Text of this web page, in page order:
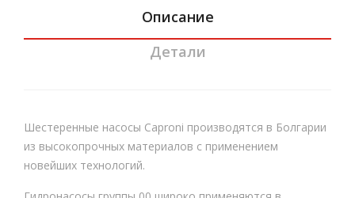
руе
V
X00
Описание
Детали
Шестеренные насосы Caproni производятся в Болгарии
из высокопрочных материалов с применением
новейших технологий.